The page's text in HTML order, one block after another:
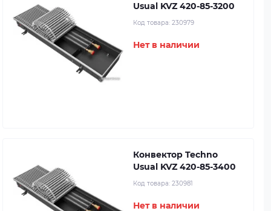
Usual KVZ 420-85-3200
Код товара: 230979
Нет в наличии
Конвектор Techno
Usual KVZ 420-85-3400
Код товара: 230981
Нет в наличии